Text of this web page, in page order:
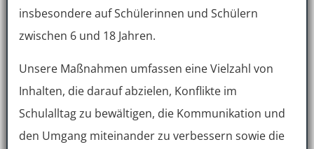
insbesondere auf Schülerinnen und Schülern
zwischen 6 und 18 Jahren.
Unsere Maßnahmen umfassen eine Vielzahl von
Inhalten, die darauf abzielen, Konflikte im
Schulalltag zu bewältigen, die Kommunikation und
den Umgang miteinander zu verbessern sowie die